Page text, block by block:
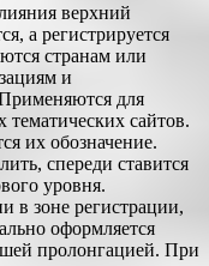
верхний
а регистрируется
странам или
и
для
сайтов.
их обозначение.
спереди ставится
уровня.
в зоне регистрации,
оформляется
пролонгацией. При